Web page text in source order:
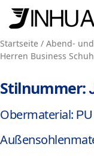
Startseite / Abend-
Herren Business
Stilnummer:
Obermaterial: PU